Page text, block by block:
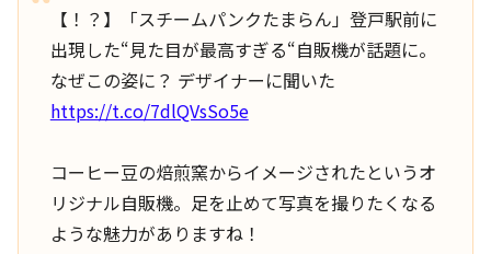
【！？】「スチームパンクたまらん」登戸駅前に
出現した“見た目が最高すぎる“自販機が話題に。
なぜこの姿に？ デザイナーに聞いた
https://t.co/7dlQVsSo5e
コーヒー豆の焙煎窯からイメージされたというオ
リジナル自販機。足を止めて写真を撮りたくなる
ような魅力がありますね！